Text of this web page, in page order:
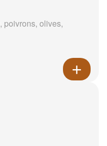
poivrons, olives,